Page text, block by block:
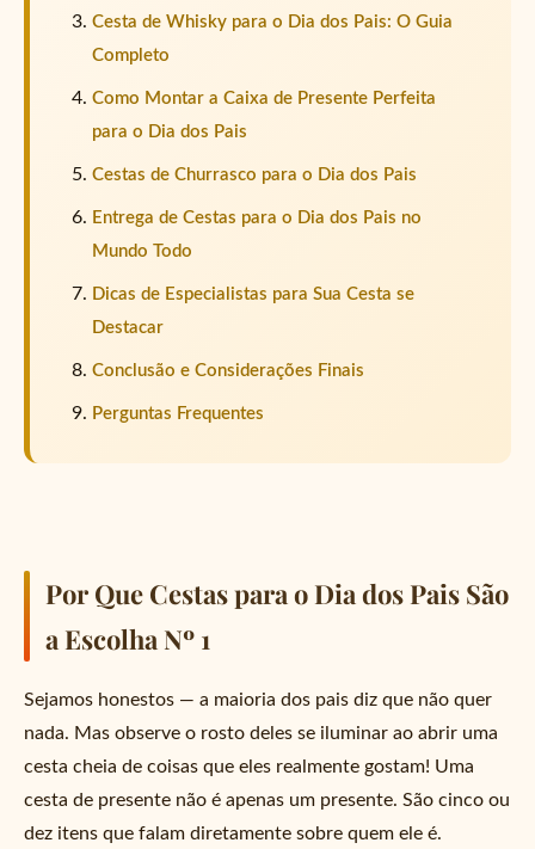
Cesta de Whisky para o Dia dos Pais: O Guia
Completo
Como Montar a Caixa de Presente Perfeita
para o Dia dos Pais
Cestas de Churrasco para o Dia dos Pais
Entrega de Cestas para o Dia dos Pais no
Mundo Todo
Dicas de Especialistas para Sua Cesta se
Destacar
Conclusão e Considerações Finais
Perguntas Frequentes
Por Que Cestas para o Dia dos Pais São
a Escolha Nº 1
Sejamos honestos — a maioria dos pais diz que não quer
nada. Mas observe o rosto deles se iluminar ao abrir uma
cesta cheia de coisas que eles realmente gostam! Uma
cesta de presente não é apenas um presente. São cinco ou
dez itens que falam diretamente sobre quem ele é.